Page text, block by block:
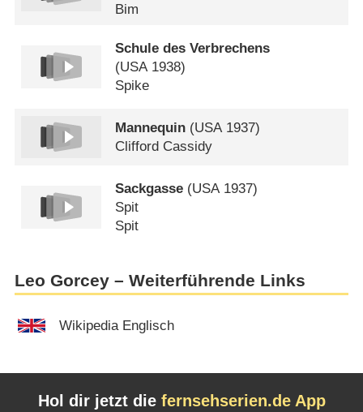
Bim
Schule des Verbrechens
(USA1938)
Spike
Mannequin (USA1937)
Clifford Cassidy
Sackgasse (USA 1937)
Spit
Spit
Leo Gorcey – Weiterführende Links
Wikipedia Englisch
Hol dir jetzt die fernsehserien.de App